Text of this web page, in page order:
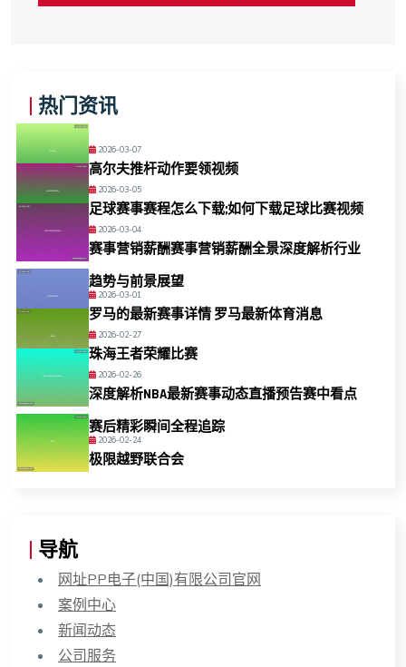
热门资讯
2026-03-07
高尔夫推杆动作要领视频
2026-03-05
足球赛事赛程怎么下载;如何下载足球比赛视频
2026-03-04
赛事营销薪酬赛事营销薪酬全景深度解析行业
趋势与前景展望
2026-03-01
罗马的最新赛事详情 罗马最新体育消息
2026-02-27
珠海王者荣耀比赛
2026-02-26
深度解析NBA最新赛事动态直播预告赛中看点
赛后精彩瞬间全程追踪
2026-02-24
极限越野联合会
导航
网址PP电子(中国)有限公司官网
案例中心
新闻动态
公司服务